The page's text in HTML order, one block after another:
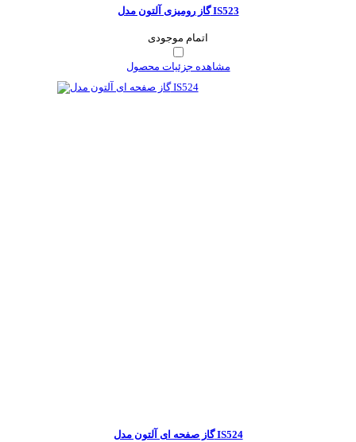
گاز رومیزی آلتون مدل IS523
اتمام موجودی
مشاهده جزئیات محصول
گاز صفحه ای آلتون مدل IS524